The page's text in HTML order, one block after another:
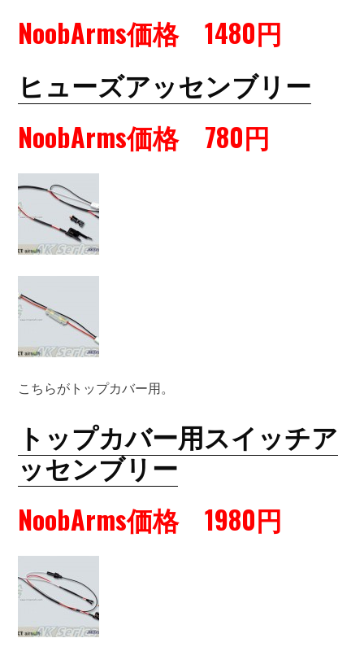
NoobArms価格 1480円
ヒューズアッセンブリー
NoobArms価格 780円
こちらがトップカバー用。
トップカバー用スイッチア
ッセンブリー
NoobArms価格 1980円